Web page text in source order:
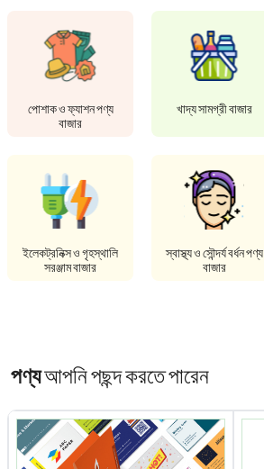
পোশাক ও ফ্যাশন পণ্য
বাজার
ইলেকট্রনিক্স ও গৃহস্থালি
সরঞ্জাম বাজার
খাদ্য সামগ্রী বাজার
স্বাস্থ্য ও সৌন্দর্য বর্ধন পণ্য
বাজার
পণ্যআপনি পছন্দ করতে পারেন